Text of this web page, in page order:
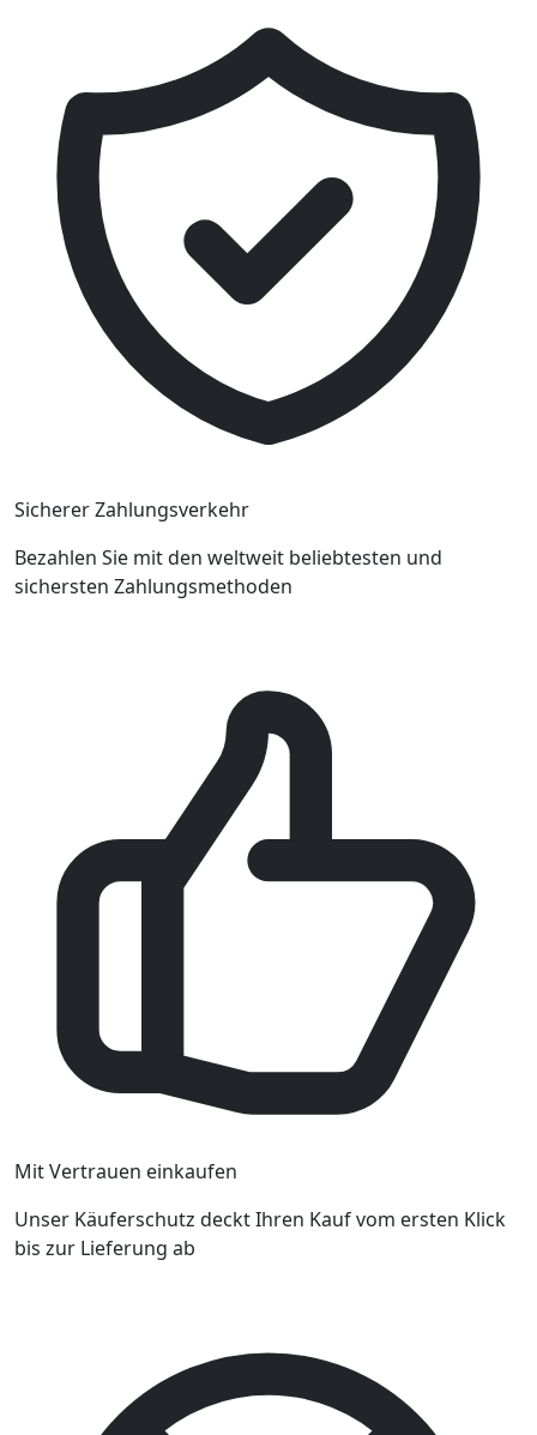
Sicherer Zahlungsverkehr
Bezahlen Sie mit den weltweit beliebtesten und
sichersten Zahlungsmethoden
Mit Vertrauen einkaufen
Unser Käuferschutz deckt Ihren Kauf vom ersten Klick
bis zur Lieferung ab